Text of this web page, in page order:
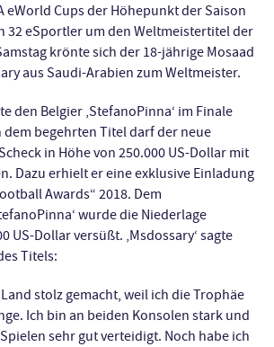
eWorld Cups der Höhepunkt der Saison
32 eSportler um den Weltmeistertitel der
krönte sich der 18-jährige Mosaad
aus Saudi-Arabien zum Weltmeister.
den Belgier ‚StefanoPinna‘ im Finale
dem begehrten Titel darf der neue
in Höhe von 250.000 US-Dollar mit
Dazu erhielt er eine exklusive Einladung
Awards“ 2018. Dem
wurde die Niederlage
US-Dollar versüßt. ‚Msdossary‘ sagte
Titels:
stolz gemacht, weil ich die Trophäe
Ich bin an beiden Konsolen stark und
sehr gut verteidigt. Noch habe ich